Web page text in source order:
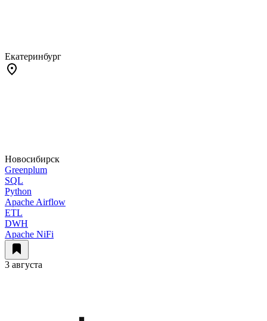
Екатеринбург
Новосибирск
Greenplum
SQL
Python
Apache Airflow
ETL
DWH
Apache NiFi
3 августа